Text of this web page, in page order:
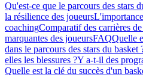
Qu'est-ce que le parcours des stars
la résilience des joueurs
coachingComparatif des carrières
marquantes des joueursFAQQuelle
dans le parcours des stars du basket
elles les blessures ?Y a-t-il des
Quelle est la clé du succès d'un